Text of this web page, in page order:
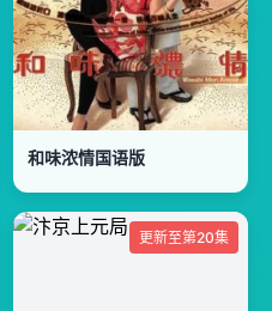
和味浓情国语版
更新至第20集